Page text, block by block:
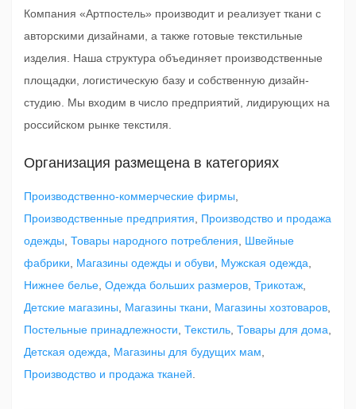
Компания «Артпостель» производит и реализует ткани с
авторскими дизайнами, а также готовые текстильные
изделия. Наша структура объединяет производственные
площадки, логистическую базу и собственную дизайн-
студию. Мы входим в число предприятий, лидирующих на
российском рынке текстиля.
Организация размещена в категориях
Производственно-коммерческие фирмы
Производственные предприятия
Производство и продажа
одежды Товары народного потребления
Швейные
фабрики
Магазины одежды и обуви Мужская одежда
Нижнее белье Одежда больших размеров Трикотаж
Детские магазины
Магазины ткани Магазины хозтоваров
Постельные принадлежности Текстиль Товары для дома
Детская одежда
Магазины для будущих мам
Производство и продажа тканей